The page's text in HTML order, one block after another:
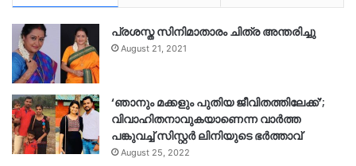
പ്രശസ്ത സിനിമാതാരം ചിത്ര അന്തരിച്ചു
August 21, 2021
‘ഞാനും മക്കളും പുതിയ ജീവിതത്തിലേക്ക്’;
വിവാഹിതനാവുകയാണെന്ന വാർത്ത
പങ്കുവച്ച് സിസ്റ്റർ ലിനിയുടെ ഭർത്താവ്
August 25, 2022